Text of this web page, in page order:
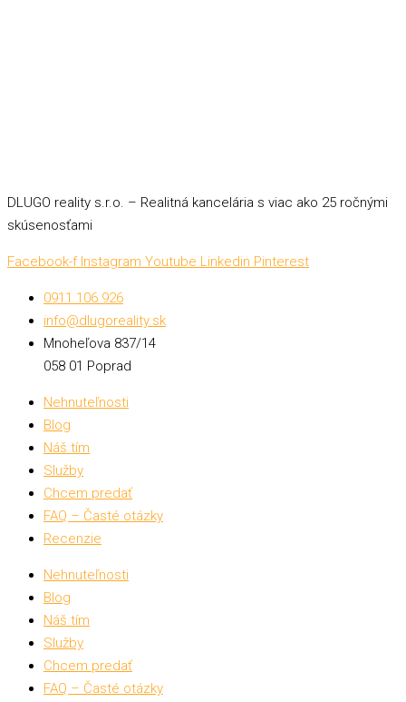
DLUGO reality s.r.o. – Realitná kancelária s viac ako 25 ročnými
skúsenosťami
Facebook-f Instagram Youtube Linkedin Pinterest
0911 106 926
info@dlugoreality.sk
Mnoheľova 837/14
058 01 Poprad
Nehnuteľnosti
Blog
Náš tím
Služby
Chcem predať
FAQ – Časté otázky
Recenzie
Nehnuteľnosti
Blog
Náš tím
Služby
Chcem predať
FAQ – Časté otázky